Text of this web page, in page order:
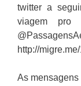
twitter a
viagem pro
http://
As